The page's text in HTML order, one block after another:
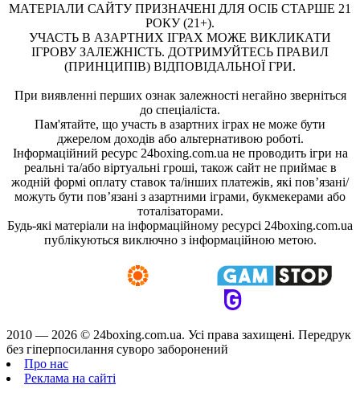
МАТЕРІАЛИ САЙТУ ПРИЗНАЧЕНІ ДЛЯ ОСІБ СТАРШЕ 21
РОКУ (21+).
УЧАСТЬ В АЗАРТНИХ ІГРАХ МОЖЕ ВИКЛИКАТИ
ІГРОВУ ЗАЛЕЖНІСТЬ. ДОТРИМУЙТЕСЬ ПРАВИЛ
(ПРИНЦИПІВ) ВІДПОВІДАЛЬНОЇ ГРИ.
При виявленні перших ознак залежності негайно зверніться
до спеціаліста.
Пам'ятайте, що участь в азартних іграх не може бути
джерелом доходів або альтернативою роботі.
Інформаційний ресурс 24boxing.com.ua не проводить ігри на
реальні та/або віртуальні гроші, також сайт не приймає в
жодній формі оплату ставок та/інших платежів, які пов’язані/
можуть бути пов’язані з азартними іграми, букмекерами або
тоталізаторами.
Будь-які матеріали на інформаційному ресурсі 24boxing.com.ua
публікуються виключно з інформаційною метою.
2010 — 2026 © 24boxing.com.ua. Усi права захищенi. Передрук
без гіперпосилання суворо заборонений
Про нас
Реклама на сайті